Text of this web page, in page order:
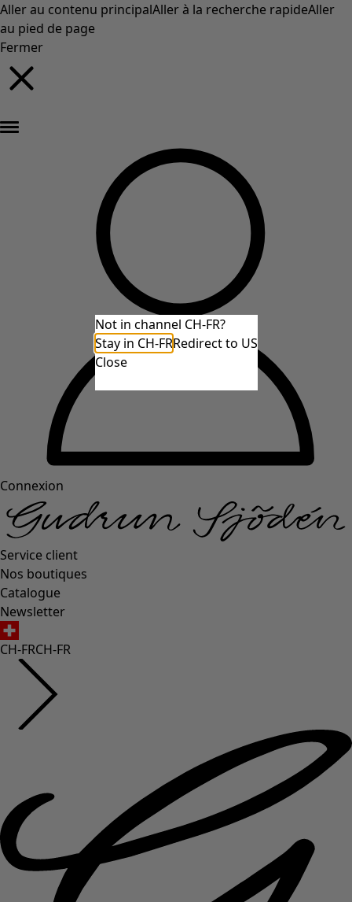
Aller au contenu principalAller à la recherche rapideAller
au pied de page
Fermer
Connexion
Service client
Nos boutiques
Catalogue
Newsletter
CH-FRCH-FR
Not in channel CH-FR?
Stay in CH-FRRedirect to US
Close